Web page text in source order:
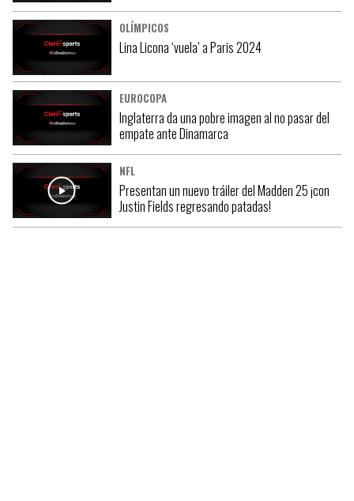
OLÍMPICOS
Lina Licona ‘vuela’ a Paris 2024
EUROCOPA
Inglaterra da una pobre imagen al no pasar del
empate ante Dinamarca
NFL
Presentan un nuevo tráiler del Madden 25 ¡con
Justin Fields regresando patadas!